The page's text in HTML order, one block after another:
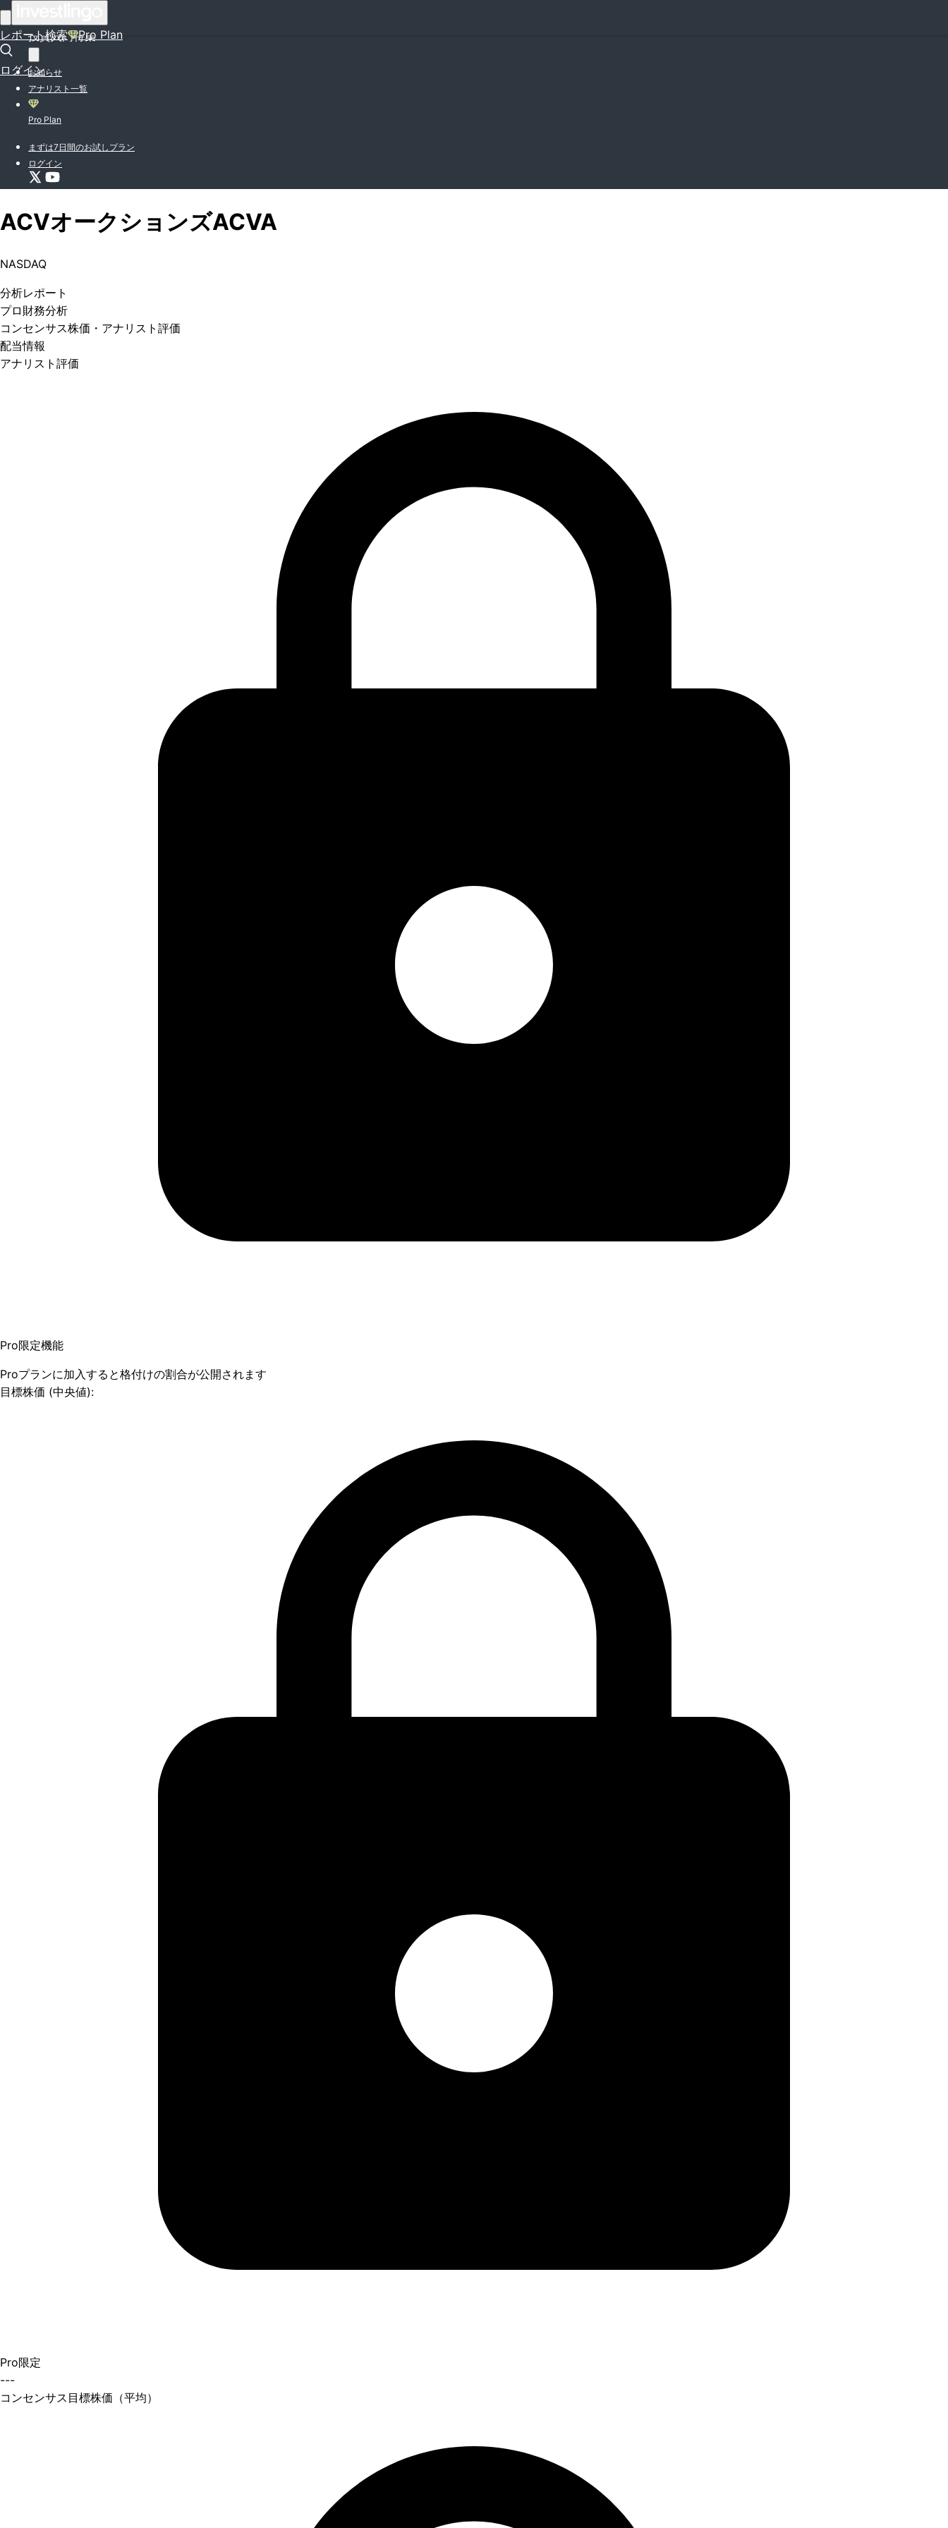
レポート検索 Pro Plan
ログイン
投資入門特集
お知らせ
アナリスト一覧
Pro Plan
まずは7日間のお試しプラン
ログイン
ACVオークションズACVA
NASDAQ
分析レポート
プロ 財務分析
コンセンサス株価 ・アナリスト評価
配当情報
アナリスト評価
Pro限定機能
Proプランに加入すると格付けの割合が公開されます
目標株価 (中央値):
Pro限定
---
コンセンサス目標株価（平均）